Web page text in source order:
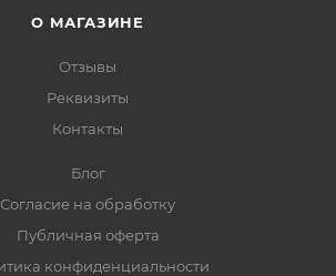
О МАГАЗИНЕ
Отзывы
Реквизиты
Контакты
Блог
Согласие на обработку
Публичная оферта
конфиденциальности